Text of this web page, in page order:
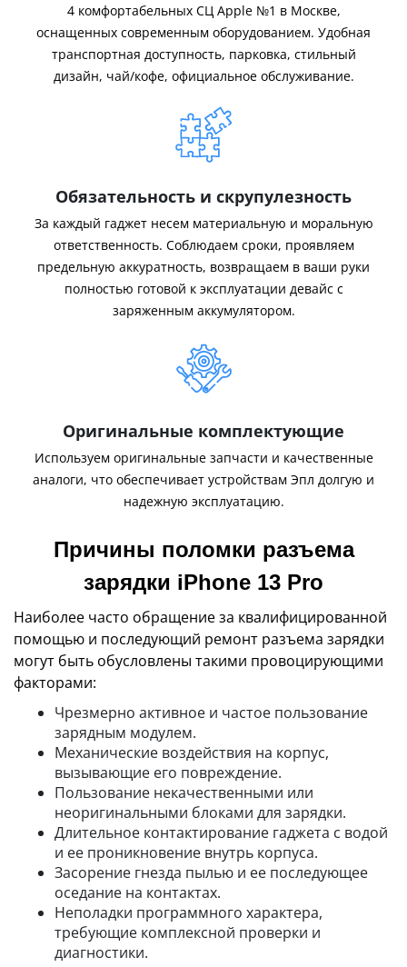
4 комфортабельных СЦ Apple №1 в Москве,
оснащенных современным оборудованием. Удобная
транспортная доступность, парковка, стильный
дизайн, чай/кофе, официальное обслуживание.
Обязательность и скрупулезность
За каждый гаджет несем материальную и моральную
ответственность. Соблюдаем сроки, проявляем
предельную аккуратность, возвращаем в ваши руки
полностью готовой к эксплуатации девайс с
заряженным аккумулятором.
Оригинальные комплектующие
Используем оригинальные запчасти и качественные
аналоги, что обеспечивает устройствам Эпл долгую и
надежную эксплуатацию.
Причины поломки разъема
зарядки iPhone 13 Pro
Наиболее часто обращение за квалифицированной
помощью и последующий ремонт разъема зарядки
могут быть обусловлены такими провоцирующими
факторами:
Чрезмерно активное и частое пользование
зарядным модулем.
Механические воздействия на корпус,
вызывающие его повреждение.
Пользование некачественными или
неоригинальными блоками для зарядки.
Длительное контактирование гаджета с водой
и ее проникновение внутрь корпуса.
Засорение гнезда пылью и ее последующее
оседание на контактах.
Неполадки программного характера,
требующие комплексной проверки и
диагностики.